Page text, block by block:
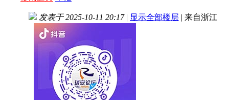
发表于 2025-10-11 20:17 | 显示全部楼层 | 来自浙江